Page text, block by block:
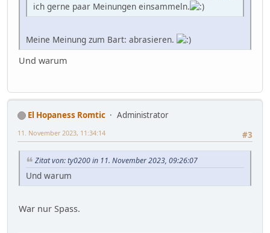
ich gerne paar Meinungen einsammeln.
Meine Meinung zum Bart: abrasieren.
Und warum
El Hopaness Romtic
Administrator
#3
11. November 2023, 11:34:14
Zitat von: ty0200 in 11. November 2023, 09:26:07
Und warum
War nur Spass.